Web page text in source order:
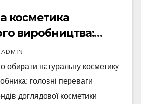
косметика
виробництва:
ADMIN
обирати натуральну косметику
головні переваги
доглядової косметики